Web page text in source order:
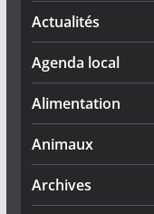
Actualités
Agenda local
Alimentation
Animaux
Archives